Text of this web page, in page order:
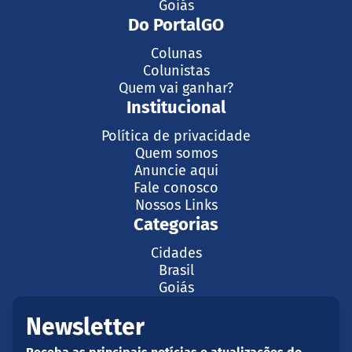
Goiás
Do PortalGO
Colunas
Colunistas
Quem vai ganhar?
Institucional
Política de privacidade
Quem somos
Anuncie aqui
Fale conosco
Nossos Links
Categorias
Cidades
Brasil
Goiás
Newsletter